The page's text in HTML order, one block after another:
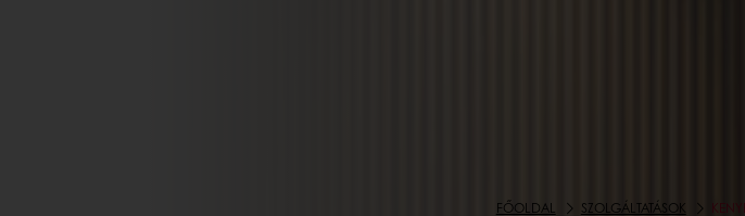
FŐOLDAL SZOLGÁLTATÁSOK